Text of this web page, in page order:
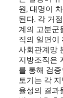
원, 대명이
된다. 각 거
계의 고분군
직의 일면이
사회관계망
지방조직은
를 통해 검
토기는 각
율성의 결과